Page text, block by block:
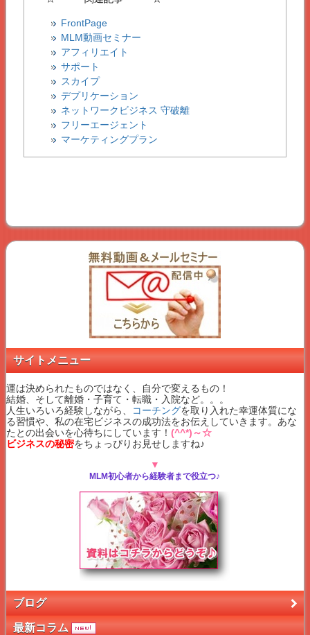
FrontPage
MLM動画セミナー
アフィリエイト
サポート
スカイプ
デプリケーション
ネットワークビジネス 守破離
フリーエージェント
マーケティングプラン
サイトメニュー
運は決められたものではなく、自分で変えるもの！
結婚、そして離婚・子育て・転職・入院など。。。
人生いろいろ経験しながら、
コーチングを取り入れた幸運体質にな
る習慣や、私の在宅ビジネスの成功法をお伝えしていきます。あな
たとの出会いを心待ちにしています！ (^^*)～☆
ビジネスの秘密をちょっぴりお見せしますね♪
▼
MLM初心者から経験者まで役立つ♪
ブログ
最新コラム